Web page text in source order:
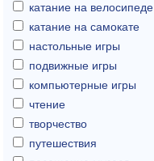
катание на велосипеде
катание на самокате
настольные игры
подвижные игры
компьютерные игры
чтение
творчество
путешествия